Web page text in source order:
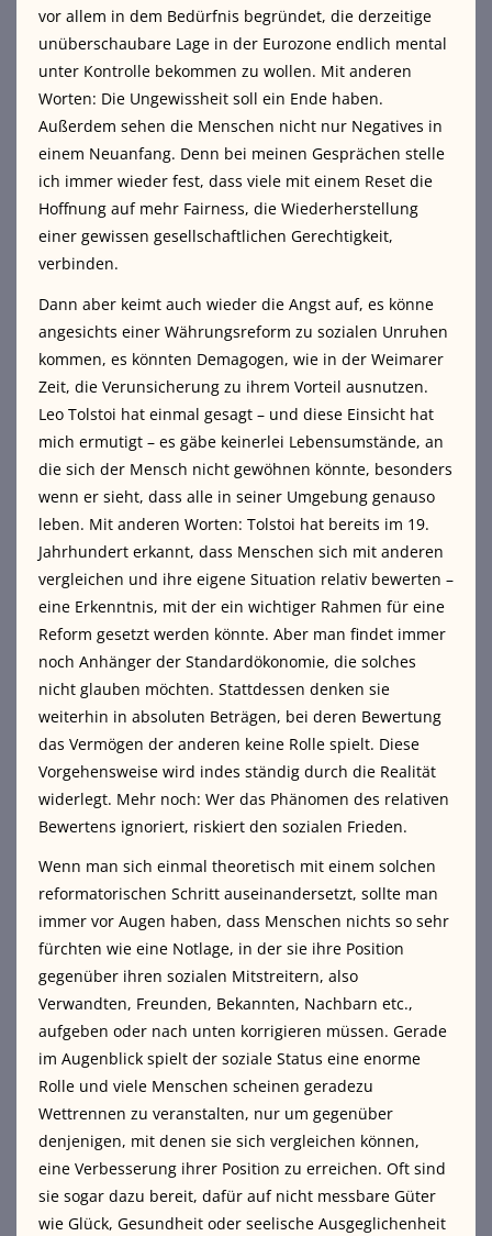
vor allem in dem Bedürfnis begründet, die derzeitige
unüberschaubare Lage in der Eurozone endlich mental
unter Kontrolle bekommen zu wollen. Mit anderen
Worten: Die Ungewissheit soll ein Ende haben.
Außerdem sehen die Menschen nicht nur Negatives in
einem Neuanfang. Denn bei meinen Gesprächen stelle
ich immer wieder fest, dass viele mit einem Reset die
Hoffnung auf mehr Fairness, die Wiederherstellung
einer gewissen gesellschaftlichen Gerechtigkeit,
verbinden.
Dann aber keimt auch wieder die Angst auf, es könne
angesichts einer Währungsreform zu sozialen Unruhen
kommen, es könnten Demagogen, wie in der Weimarer
Zeit, die Verunsicherung zu ihrem Vorteil ausnutzen.
Leo Tolstoi hat einmal gesagt – und diese Einsicht hat
mich ermutigt – es gäbe keinerlei Lebensumstände, an
die sich der Mensch nicht gewöhnen könnte, besonders
wenn er sieht, dass alle in seiner Umgebung genauso
leben. Mit anderen Worten: Tolstoi hat bereits im 19.
Jahrhundert erkannt, dass Menschen sich mit anderen
vergleichen und ihre eigene Situation relativ bewerten –
eine Erkenntnis, mit der ein wichtiger Rahmen für eine
Reform gesetzt werden könnte. Aber man findet immer
noch Anhänger der Standardökonomie, die solches
nicht glauben möchten. Stattdessen denken sie
weiterhin in absoluten Beträgen, bei deren Bewertung
das Vermögen der anderen keine Rolle spielt. Diese
Vorgehensweise wird indes ständig durch die Realität
widerlegt. Mehr noch: Wer das Phänomen des relativen
Bewertens ignoriert, riskiert den sozialen Frieden.
Wenn man sich einmal theoretisch mit einem solchen
reformatorischen Schritt auseinandersetzt, sollte man
immer vor Augen haben, dass Menschen nichts so sehr
fürchten wie eine Notlage, in der sie ihre Position
gegenüber ihren sozialen Mitstreitern, also
Verwandten, Freunden, Bekannten, Nachbarn etc.,
aufgeben oder nach unten korrigieren müssen. Gerade
im Augenblick spielt der soziale Status eine enorme
Rolle und viele Menschen scheinen geradezu
Wettrennen zu veranstalten, nur um gegenüber
denjenigen, mit denen sie sich vergleichen können,
eine Verbesserung ihrer Position zu erreichen. Oft sind
sie sogar dazu bereit, dafür auf nicht messbare Güter
wie Glück, Gesundheit oder seelische Ausgeglichenheit